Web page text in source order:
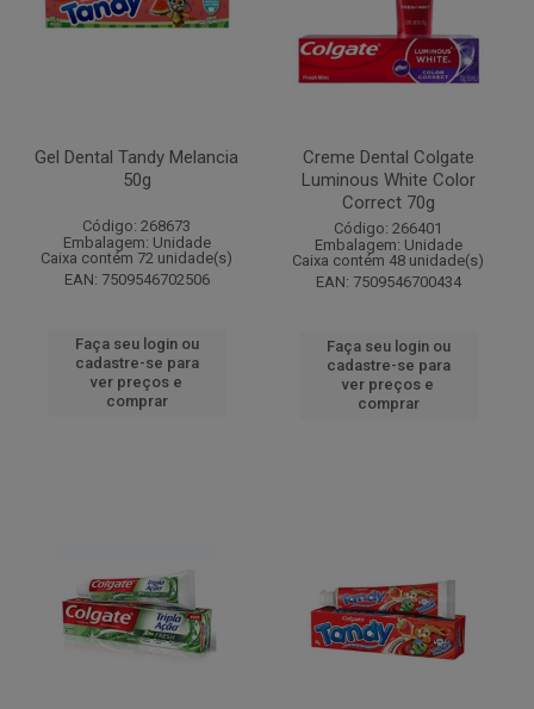
Gel Dental Tandy Melancia
50g
Código: 268673
Embalagem: Unidade
Caixa contém 72 unidade(s)
EAN: 7509546702506
Faça seu login ou
cadastre-se para
ver preços e
comprar
Creme Dental Colgate
Luminous White Color
Correct 70g
Código: 266401
Embalagem: Unidade
Caixa contém 48 unidade(s)
EAN: 7509546700434
Faça seu login ou
cadastre-se para
ver preços e
comprar